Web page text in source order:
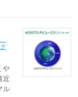
や
近
ル